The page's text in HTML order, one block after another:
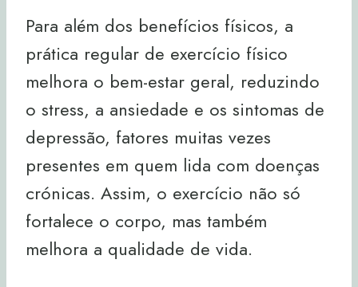
Para além dos benefícios físicos, a
prática regular de exercício físico
melhora o bem-estar geral, reduzindo
o stress, a ansiedade e os sintomas de
depressão, fatores muitas vezes
presentes em quem lida com doenças
crónicas. Assim, o exercício não só
fortalece o corpo, mas também
melhora a qualidade de vida.